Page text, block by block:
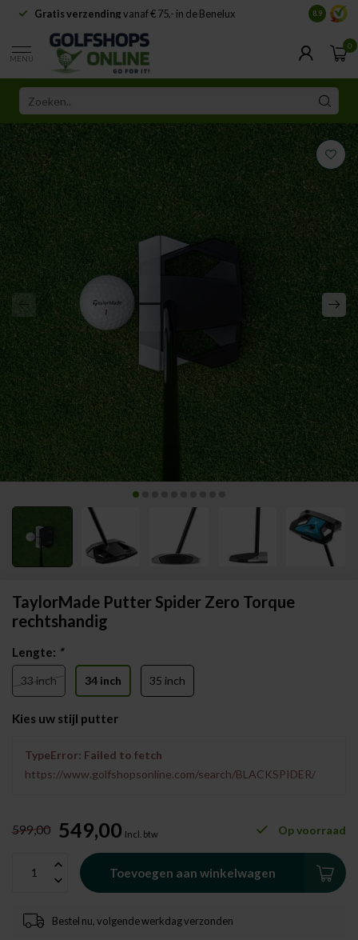
Gratis verzendingvanaf € 75,- in de Benelux 8.9
MENU
0
TaylorMade Putter Spider Zero Torque
rechtshandig
Lengte: *
33 inch 34 inch 35 inch
Kies uw stijl putter
TypeError: Failed to fetch
https://www.golfshopsonline.com/search/BLACKSPIDER/
599,00 549,00 Incl. btw Op voorraad
Toevoegen aan winkelwagen
Bestel nu, volgende werkdag verzonden